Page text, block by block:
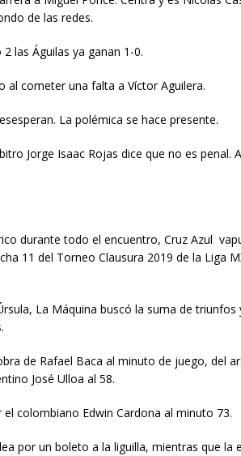
de las redes.
las Águilas ya ganan 1-0.
al cometer una falta a Víctor Aguilera.
La polémica se hace presente.
Jorge Isaac Rojas dice que no es penal.
durante todo el encuentro, Cruz Azul
11 del Torneo Clausura 2019 de la Liga
La Máquina buscó la suma de triunfos
de Rafael Baca al minuto de juego, del
José Ulloa al 58.
colombiano Edwin Cardona al minuto 73.
por un boleto a la liguilla, mientras que la